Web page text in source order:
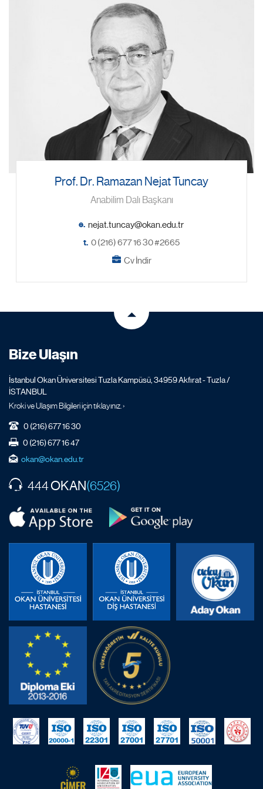
Prof. Dr. Ramazan Nejat Tuncay
Anabilim Dalı Başkanı
e.
t. 0 (216) 677 16 30 #2665
Cv İndir
Bize Ulaşın
İstanbul Okan Üniversitesi Tuzla Kampüsü, 34959 Akfırat - Tuzla /
İSTANBUL
Kroki ve Ulaşım Bilgileri için tıklayınız. ›
0 (216) 677 16 30
0 (216) 677 16 47
okan@okan.edu.tr
444OKAN(6526)